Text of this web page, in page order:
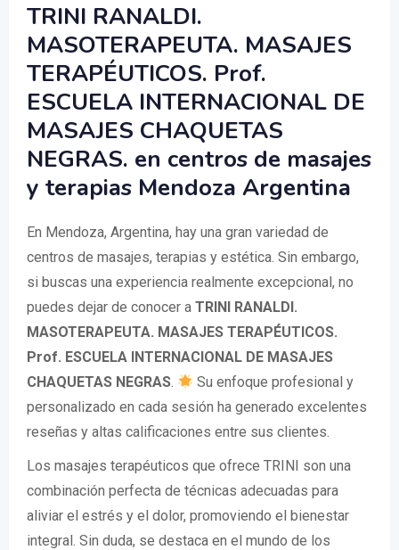
TRINI RANALDI.
MASOTERAPEUTA. MASAJES
TERAPÉUTICOS. Prof.
ESCUELA INTERNACIONAL DE
MASAJES CHAQUETAS
NEGRAS. en centros de masajes
y terapias Mendoza Argentina
En Mendoza, Argentina, hay una gran variedad de
centros de masajes, terapias y estética. Sin embargo,
si buscas una experiencia realmente excepcional, no
puedes dejar de conocer a TRINI RANALDI.
MASOTERAPEUTA. MASAJES TERAPÉUTICOS.
Prof. ESCUELA INTERNACIONAL DE MASAJES
CHAQUETAS NEGRAS.
Su enfoque profesional y
personalizado en cada sesión ha generado excelentes
reseñas y altas calificaciones entre sus clientes.
Los masajes terapéuticos que ofrece TRINI son una
combinación perfecta de técnicas adecuadas para
aliviar el estrés y el dolor, promoviendo el bienestar
integral. Sin duda, se destaca en el mundo de los